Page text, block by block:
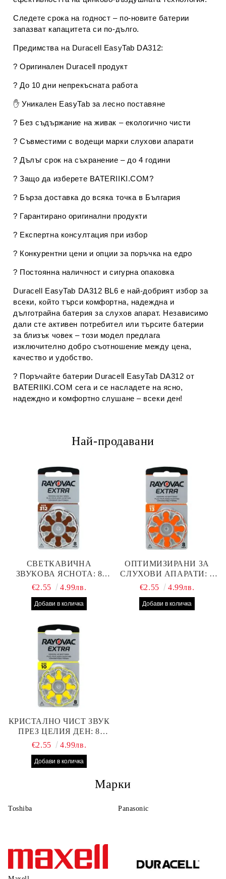
Следете срока на годност – по-новите батерии
запазват капацитета си по-дълго.
Предимства на Duracell EasyTab DA312:
?Оригинален Duracell продукт
?До 10 дни непрекъсната работа
✋Уникален EasyTab за лесно поставяне
? Без съдържание на живак – екологично чисти
?Съвместими с водещи марки слухови апарати
?Дълъг срок на съхранение – до 4 години
? Защо да изберете BATERIIKI.COM?
? Бърза доставка до всяка точка в България
? Гарантирано оригинални продукти
? Експертна консултация при избор
? Конкурентни цени и опции за поръчка на едро
? Постоянна наличност и сигурна опаковка
Duracell EasyTab DA312 BL6 е най-добрият избор за
всеки, който търси комфортна, надеждна и
дълготрайна батерия за слухов апарат. Независимо
дали сте активен потребител или търсите батерии
за близък човек – този модел предлага
изключително добро съотношение между цена,
качество и удобство.
?️ Поръчайте батерии Duracell EasyTab DA312 от
BATERIIKI.COM сега и се насладете на ясно,
надеждно и комфортно слушане – всеки ден!
Най-продавани
СВЕТКАВИЧНА
ЗВУКОВА ЯСНОТА: 8
БРОЯ RAYOVAC EXTRA
СЛУХОВ АПАРАТ С
€2.55 4.99лв.
ОПТИМИЗИРАНИ ЗА
СЛУХОВИ АПАРАТИ: 8
БРОЯ RAYOVAC EXTRA
ПРОИЗВОДИТЕЛНОСТ
€2.55 4.99лв.
КРИСТАЛНО ЧИСТ ЗВУК
ПРЕЗ ЦЕЛИЯ ДЕН: 8
БРОЯ RAYOVAC EXTRA
АПАРАТ
€2.55 4.99лв.
Марки
Toshiba Panasonic